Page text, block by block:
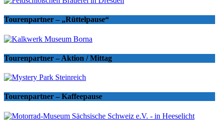
Tourenpartner – „Rüttelpause“
Tourenpartner – Aktion / Mittag
Tourenpartner – Kaffeepause